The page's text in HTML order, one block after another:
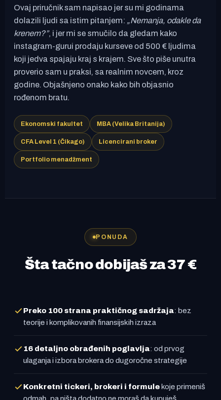
Ovaj priručnik sam napisao jer su mi godinama
dolazili ljudi sa istim pitanjem: „Nemanja, odakle da
krenem?”, i jer mi se smučilo da gledam kako
instagram-gurui prodaju kurseve od 500 € ljudima
koji jedva spajaju kraj s krajem. Sve što piše unutra
proverio sam u praksi, sa realnim novcem, kroz
godine. Objašnjeno onako kako bih objasnio
rođenom bratu.
Ekonomski fakultet MBA (Velika Britanija)
CFA Level 1 (Čikago) Licencirani broker
Portfolio menadžment
PONUDA
Šta tačno dobijaš za 37 €
Preko 100 strana praktičnog sadržaja: bez
teorije i komplikovanih finansijskih izraza
16 detaljno obrađenih poglavlja: od prvog
ulaganja i izbora brokera do dugoročne strategije
Konkretni tickeri, brokeri i formulekoje primeniš
odmah, pa ništa dodatno ne moraš da kupuješ